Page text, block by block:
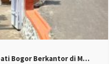
Bogor Berkantor di M…